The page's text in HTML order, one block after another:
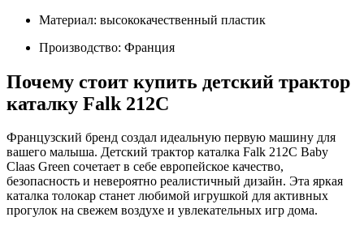
Материал: высококачественный пластик
Производство: Франция
Почему стоит купить детский трактор
каталку Falk 212C
Французский бренд создал идеальную первую машину для
вашего малыша. Детский трактор каталка Falk 212C Baby
Claas Green сочетает в себе европейское качество,
безопасность и невероятно реалистичный дизайн. Эта яркая
каталка толокар станет любимой игрушкой для активных
прогулок на свежем воздухе и увлекательных игр дома.